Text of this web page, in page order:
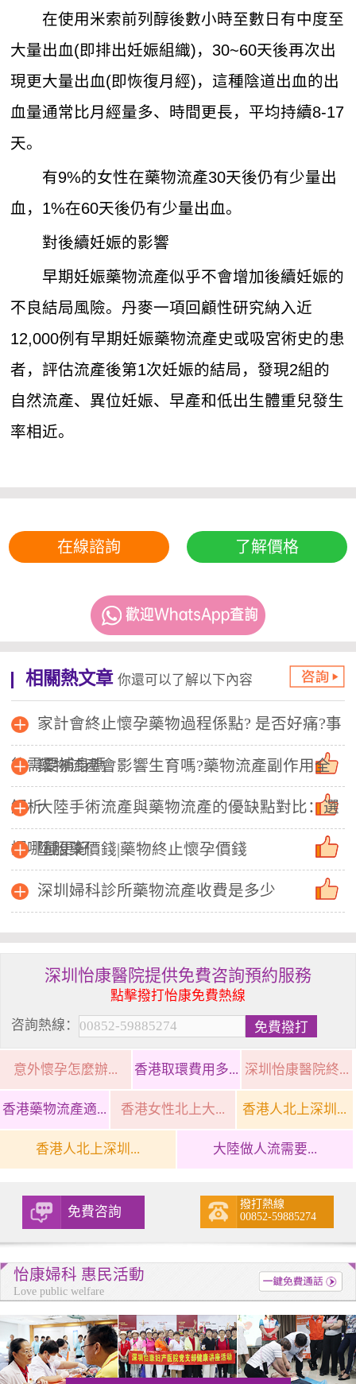
在使用米索前列醇後數小時至數日有中度至
大量出血(即排出妊娠組織)，30~60天後再次出
現更大量出血(即恢復月經)，這種陰道出血的出
血量通常比月經量多、時間更長，平均持續8-17
天。
有9%的女性在藥物流產30天後仍有少量出
血，1%在60天後仍有少量出血。
對後續妊娠的影響
早期妊娠藥物流產似乎不會增加後續妊娠的
不良結局風險。丹麥一項回顧性研究納入近
12,000例有早期妊娠藥物流產史或吸宮術史的患
者，評估流產後第1次妊娠的結局，發現2組的
自然流產、異位妊娠、早產和低出生體重兒發生
率相近。
在線諮詢 了解價格
相關熱文章 你還可以了解以下內容
家計會終止懷孕藥物過程係點? 是否好痛?事
後需要補身嗎
藥物流產會影響生育嗎?藥物流產副作用全
解析大陸手術流產與藥物流產的優缺點對比：選
擇哪種更好
墮胎藥價錢|藥物終止懷孕價錢
深圳婦科診所藥物流產收費是多少
深圳怡康醫院提供免費咨詢預約服務
點擊撥打怡康免費熱線
咨詢熱線：
意外懷孕怎麼辦... 香港取環費用多... 深圳怡康醫院終...
香港藥物流產適... 香港女性北上大... 香港人北上深圳...
香港人北上深圳... 大陸做人流需要...
免費咨詢
撥打熱線
00852-59885274
怡康婦科 惠民活動
Love public welfare